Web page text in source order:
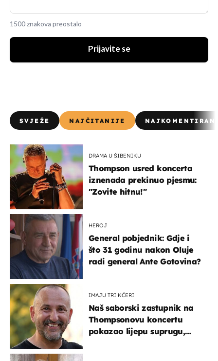
1500 znakova preostalo
Prijavite se
SVJEŽE NAJČITANIJE
DRAMA U ŠIBENIKU
Thompson usred koncerta
iznenada prekinuo pjesmu:
"Zovite hitnu!"
HEROJ
General pobjednik: Gdje i
što 31 godinu nakon Oluje
radi general Ante Gotovina?
IMAJU TRI KĆERI
Naš saborski zastupnik na
Thompsonovu koncertu
pokazao lijepu suprugu,